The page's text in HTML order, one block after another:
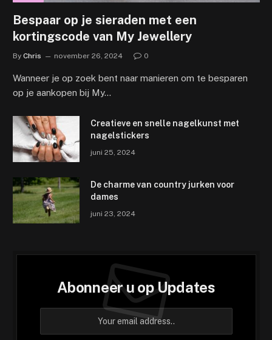
Bespaar op je sieraden met een
kortingscode van My Jewellery
By Chris november 26, 2024 0
Wanneer je op zoek bent naar manieren om te besparen
op je aankopen bij My…
Creatieve en snelle nagelkunst met
nagelstickers
juni 25, 2024
De charme van country jurken voor
dames
juni 23, 2024
Abonneer u op Updates